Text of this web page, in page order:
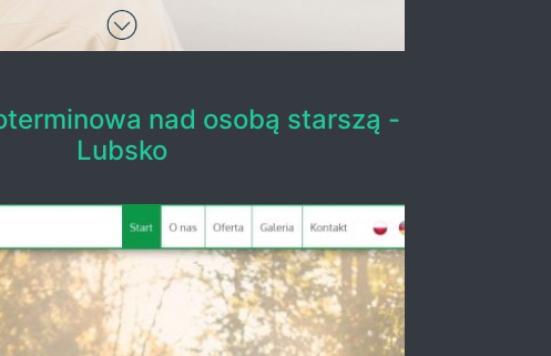
nad osobą starszą -
Lubsko